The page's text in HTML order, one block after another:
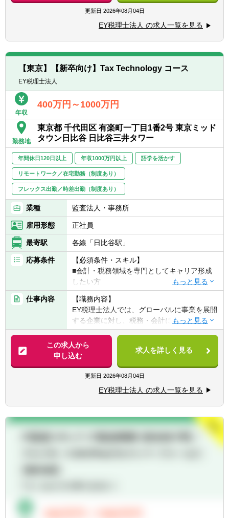
方
■会計資格をお持ちの方（税理士、会計士、
USCPA、簿記など）
税務・会計の専門性とテクノロジーを掛け合
わせ、税務業務や組織の在り方そのものを進
全体を捉え、「兆しをとらえ、未来をひら
く」変革を実現したい方に適したコースで
す。
新しいテクノロジーや業務改革に関心を持
ち、学び続けながら価値創出に挑戦できるこ
とが重要です。
税務・IT・ビジネスなど異なる専門性を持つ
メンバーとチーミングし、チームとして成果
を生み出せる方を歓迎します。
■税務・会計に関心を持ち、テクノロジーを
活用した業務変革に挑戦したい方
■業務プロセスやデータの流れを俯瞰し、課
題を構造的に捉えられる方
■AI、RPA、BIなどの新しい技術に興味を持
ち、学び続けられる方
■専門の異なるメンバーと協働し、橋渡し役
として価値を発揮できる方
■現状にとどまらず、より良い税務の未来を
自ら考え、形にしていきたい方
ナンス構築支援
■税務プロセス変革およびテクノロジー導入
（プロジェクト構想策定・PMOを含む）
■EPMソリューション（Tagetik等）導入支援
■Microsoftソリューション
（SharePoint/Power Platform等）導入支援
■税務ソリューションパッケージ
支援
ール・BIツール等）及びチャットボットの税
務プロセスへの導入・運用支援
更新日 2026年08月04日
EY税理士法人 の求人一覧を見る
【東京】【新卒向け】Tax Technology コース
EY税理士法人
年収
400万円～1000万円
勤務地
東京都 千代田区 有楽町一丁目1番2号 東京ミッド
タウン日比谷 日比谷三井タワー
年間休日120日以上 年収1000万円以上 語学を活かす
リモートワーク／在宅勤務（制度あり）
フレックス出勤／時差出勤（制度あり）
業種 監査法人・事務所
雇用形態 正社員
最寄駅 各線「日比谷駅」
応募条件
【必須条件・スキル】
■会計・税務領域を専門としてキャリア形成
したい方
【歓迎条件・スキル】
■英語でのコミュニケーションに自信がある
方
■税理士試験、公認会計士試験、USCPAなど
の学習経験がある方
■複雑な情報を整理し、論点を構造化して説
明できる方
■多様なメンバーと協働した経験がある方
バルなビジネス課題に向き合い、付加価値の
高いアドバイザリーを提供したい方を求めて
います。EYが目指す「ファーストコールファ
仕事内容
【職務内容】
EY税理士法人では、グローバルに事業を展開
する企業に対し、税務・会計に関する課題を
総合的な視点から支援しています。
【具体的には】
■海外取引やM&A、組織再編等に伴う税務上
の課題に関する調査・分析業務
■国内外の税務ルールを踏まえた、企業の税
務リスク管理および最適化支援
■クライアント向けレポートや提案資料の作
成サポート
■海外拠点やEY海外事務所と連携したクロス
実務補助からスタート
この求人から
申し込む
求人を詳しく見る
更新日 2026年08月04日
EY税理士法人 の求人一覧を見る